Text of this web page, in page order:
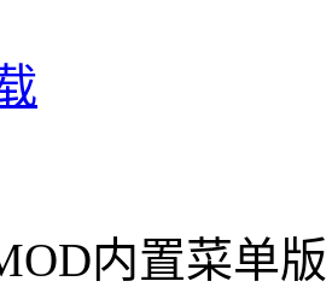
内置菜单版